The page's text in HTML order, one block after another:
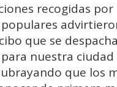
recogidas por
populares
que se
nuestra
que los